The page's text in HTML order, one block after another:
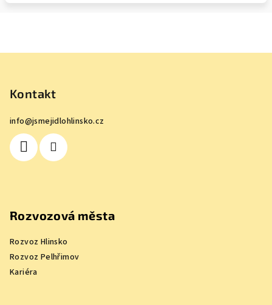
Kontakt
info@jsmejidlohlinsko.cz
Rozvozová města
Rozvoz Hlinsko
Rozvoz Pelhřimov
Kariéra